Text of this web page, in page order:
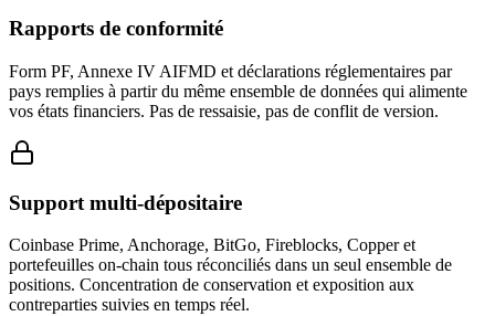
Rapports de conformité
Form PF, Annexe IV AIFMD et déclarations réglementaires par
pays remplies à partir du même ensemble de données qui alimente
vos états financiers. Pas de ressaisie, pas de conflit de version.
Support multi-dépositaire
Coinbase Prime, Anchorage, BitGo, Fireblocks, Copper et
portefeuilles on-chain tous réconciliés dans un seul ensemble de
positions. Concentration de conservation et exposition aux
contreparties suivies en temps réel.